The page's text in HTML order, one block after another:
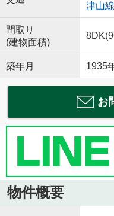
津山線
間取り
(建物面積)
築年月 1935
お
物件概要